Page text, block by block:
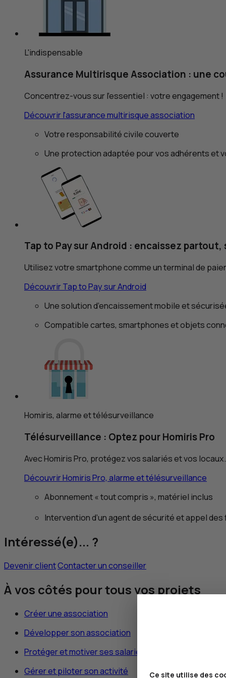
L'indispensable
Assurance Multirisque Association : une
Concentrez-vous sur l’essentiel : votre engagement !
Découvrir l'assurance multirisque association
Votre responsabilité civile couverte
Une protection adaptée pour vos adhérents et
Tap to Paysur Android : encaissez partout,
Utilisez votre smartphone comme un terminal de
DécouvrirTap to Paysur Android
Une solution d’encaissement mobile et
Compatible cartes, smartphones et objets
Homiris, alarme et télésurveillance
Télésurveillance : Optez pour Homiris Pro
Avec Homiris Pro, protégez vos salariés et vos
Découvrir Homiris Pro, alarme et télésurveillance
Abonnement « tout compris », matériel inclus
Intervention d’un agent de sécurité et appel des
Intéressé(e)... ?
Devenir clientContacter un conseiller
À vos côtés pour tous vos projets
Créer une association
Développer son association
Protéger et motiver ses salariés
Gérer et piloter son activité
Ce site utilise des